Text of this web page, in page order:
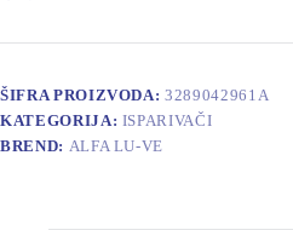
ALE
ŠIFRA PROIZVODA:3289042961A
KATEGORIJA: ISPARIVAČI
BREND: ALFA LU-VE